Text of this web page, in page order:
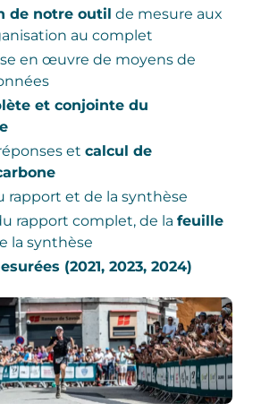
de notre outil de mesure aux
au complet
en œuvre de moyens de
et conjointe du
et calcul de
rapport et de la synthèse
rapport complet, de la feuille
la synthèse
(2021, 2023, 2024)